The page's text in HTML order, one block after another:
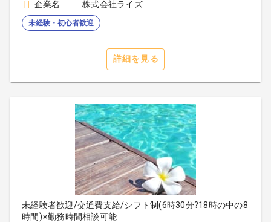
企業名
株式会社ライズ
未経験・初心者歓迎
詳細を見る
未経験者歓迎/交通費支給/シフト制(6時30分?18時の中の8
時間)※勤務時間相談可能